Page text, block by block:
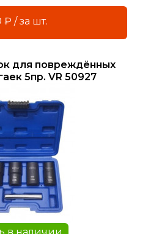
Розница: 3 590 ₽ / за шт.
для повреждённых
5пр. VR 50927